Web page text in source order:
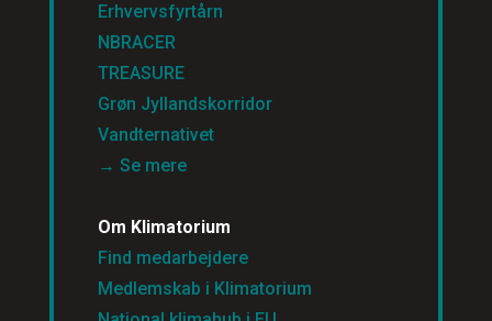
Erhvervsfyrtårn
NBRACER
TREASURE
Grøn Jyllandskorridor
Vandternativet
→ Se mere
Om Klimatorium
Find medarbejdere
Medlemskab i Klimatorium